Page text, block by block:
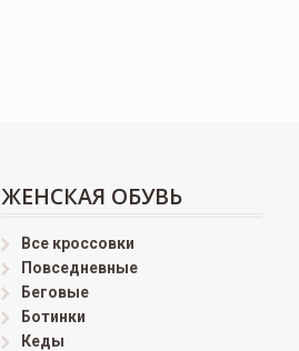
ЖЕНСКАЯ ОБУВЬ
Все кроссовки
Повседневные
Беговые
Ботинки
Кеды